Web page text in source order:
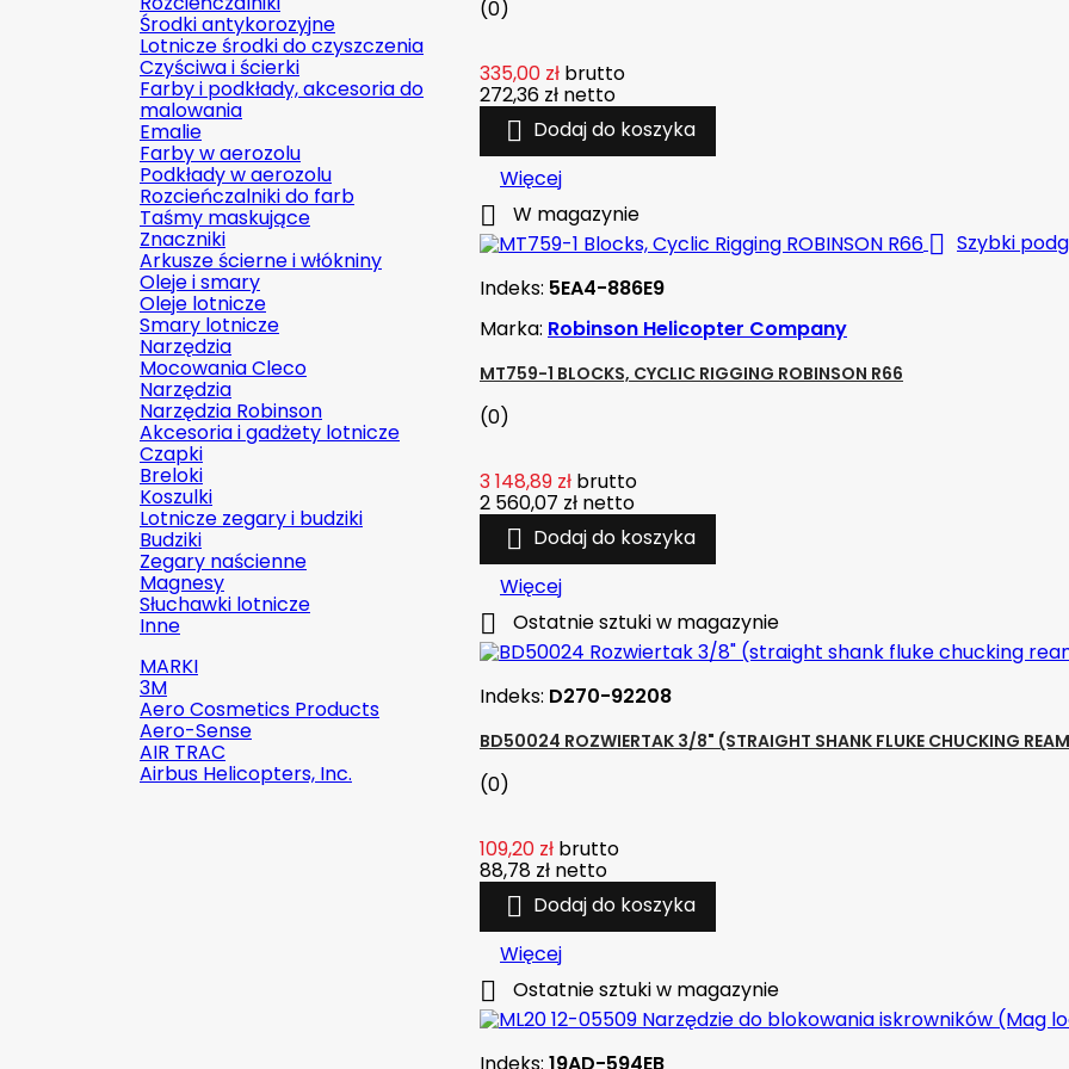
Środki antykorozyjne
Lotnicze środki do czyszczenia
Czyściwa i ścierki
Farby i podkłady, akcesoria do
malowania
Emalie
Farby w aerozolu
Podkłady w aerozolu
Rozcieńczalniki do farb
Taśmy maskujące
Znaczniki
Arkusze ścierne i włókniny
Oleje i smary
Oleje lotnicze
Smary lotnicze
Narzędzia
Mocowania Cleco
Narzędzia
Narzędzia Robinson
Akcesoria i gadżety lotnicze
Czapki
Breloki
Koszulki
Lotnicze zegary i budziki
Budziki
Zegary naścienne
Magnesy
Słuchawki lotnicze
Inne
MARKI
3M
Aero Cosmetics Products
Aero-Sense
AIR TRAC
Airbus Helicopters, Inc.
(0)
335,00 zł brutto
272,36 zł netto
 Dodaj do koszyka
Więcej
 W magazynie
 Szybki
Indeks: 5EA4-886E9
Marka: Robinson Helicopter Company
MT759-1 BLOCKS, CYCLIC RIGGING ROBINSON R66
(0)
3 148,89 zł brutto
2 560,07 zł netto
 Dodaj do koszyka
Więcej
 Ostatnie sztuki w magazynie
Indeks: D270-92208
BD50024 ROZWIERTAK 3/8" (STRAIGHT SHANK FLUKE CHUCKING
(0)
109,20 zł brutto
88,78 zł netto
 Dodaj do koszyka
Więcej
 Ostatnie sztuki w magazynie